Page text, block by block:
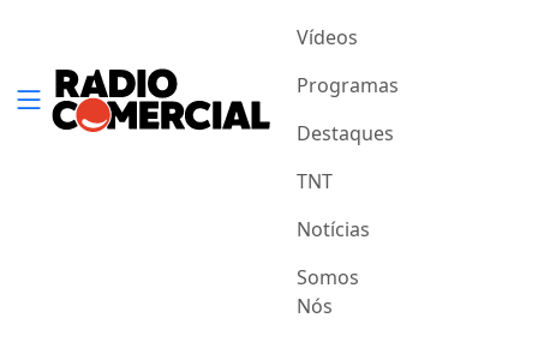
Vídeos
Programas
Destaques
TNT
Notícias
Somos
Nós